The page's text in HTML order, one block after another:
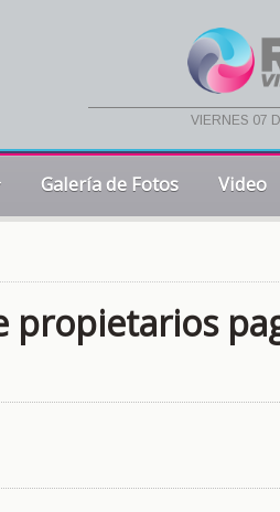
viernes 07
Galería de Fotos Video
propietarios